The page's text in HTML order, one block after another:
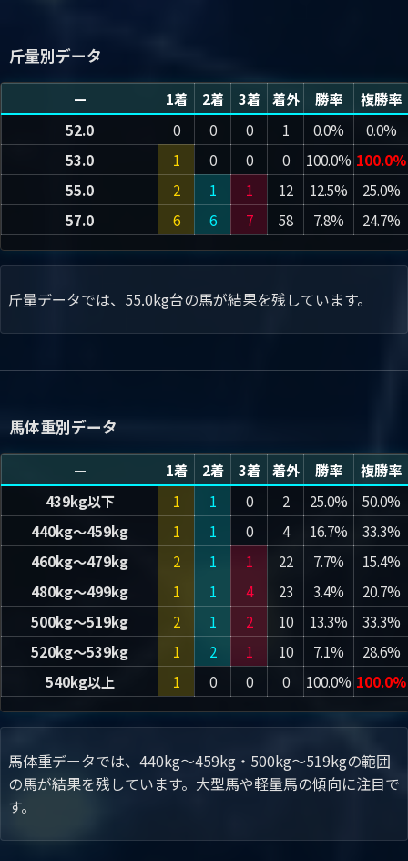
斤量別データ
— 1着 2着 3着 着外 勝率
複勝率
52.0
0 0 0 1 0.0%
0.0%
53.0
1 0 0 0 100.0% 100.0%
55.0
2 1 1 12 12.5%
25.0%
57.0
6 6 7 58 7.8% 24.7%
斤量データでは、55.0kg台の馬が結果を残しています。
馬体重別データ
— 1着 2着 3着 着外 勝率
複勝率
439kg以下
1 1 0 2 25.0%
50.0%
440kg～459kg
1 1 0 4 16.7%
33.3%
460kg～479kg
2 1 1 22 7.7%
15.4%
480kg～499kg
1 1 4 23 3.4%
20.7%
500kg～519kg
2 1 2 10 13.3%
33.3%
520kg～539kg
1 2 1 10 7.1%
28.6%
540kg以上
1 0 0 0 100.0% 100.0%
馬体重データでは、440kg～459kg・500kg～519kgの範囲
の馬が結果を残しています。大型馬や軽量馬の傾向に注目で
す。